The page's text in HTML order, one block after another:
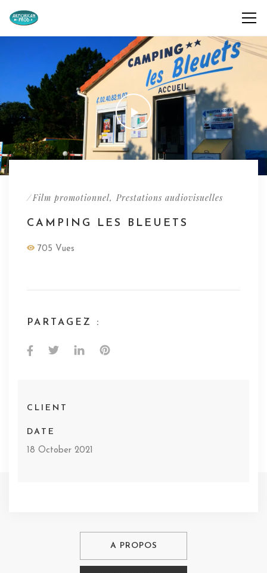
/Film promotionnel, Prestations audiovisuelles
CAMPING LES BLEUETS
705 Vues
PARTAGEZ :
CLIENT
DATE
18 October 2021
A PROPOS